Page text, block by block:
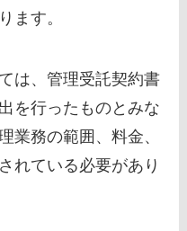
ます。
は、管理受託契約書
を行ったものとみな
業務の範囲、料金、
れている必要があり